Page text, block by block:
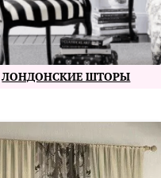
ЛОНДОНСКИЕ ШТОРЫ